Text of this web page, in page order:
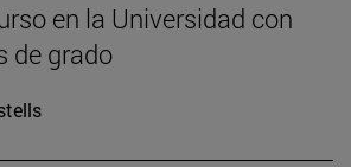
en la Universidad con
de grado